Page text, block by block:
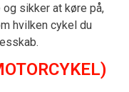
sikker at køre på,
hvilken cykel du